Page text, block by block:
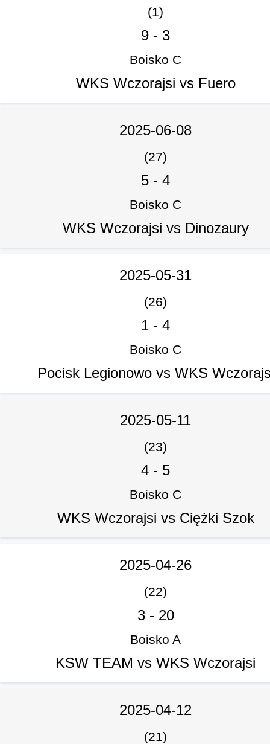
(1)
9 - 3
Boisko C
WKS Wczorajsi vs Fuero
2025-06-08
(27)
5 - 4
Boisko C
WKS Wczorajsi vs Dinozaury
2025-05-31
(26)
1 - 4
Boisko C
Pocisk Legionowo vs WKS
2025-05-11
(23)
4 - 5
Boisko C
WKS Wczorajsi vs Ciężki Szok
2025-04-26
(22)
3- 20
Boisko A
KSW TEAM vs WKS Wczorajsi
2025-04-12
(21)